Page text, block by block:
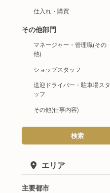
仕入れ・購買
その他部門
マネージャー・管理職(その
他)
ショップスタッフ
送迎ドライバー・駐車場スタ
ッフ
その他(仕事内容)
検索
エリア
主要都市